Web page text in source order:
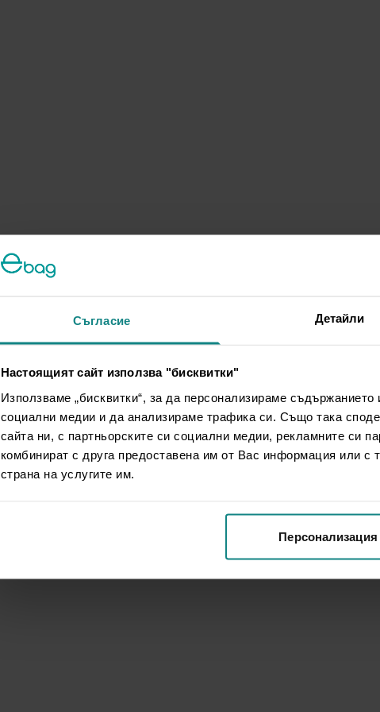
Съгласие Детайли
Настоящият сайт използва "бисквитки"
Използваме „бисквитки“, за да персонализираме
социални медии и да анализираме трафика си. Също така
сайта ни, с партньорските си социални медии, рекламните си
комбинират с друга предоставена им от Вас информация или с
страна на услугите им.
Персонализация